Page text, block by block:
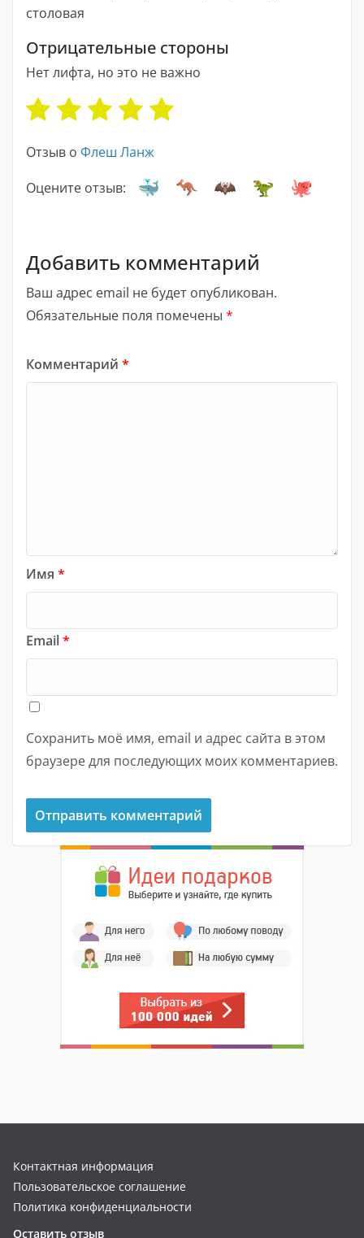
столовая
Отрицательные стороны
Нет лифта, но это не важно
Отзыв о Флеш Ланж
Оцените отзыв:
Добавить комментарий
Ваш адрес email не будет опубликован.
Обязательные поля помечены *
Комментарий *
Имя *
Email*
Сохранить моё имя, email и адрес сайта в этом
браузере для последующих моих комментариев.
Контактная информация
Пользовательское соглашение
Политика конфиденциальности
Оставить отзыв